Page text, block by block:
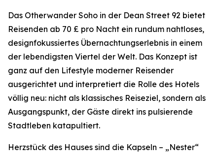
Das Otherwander Soho in der Dean Street 92 bietet
Reisenden ab 70 £ pro Nacht ein rundum nahtloses,
designfokussiertes Übernachtungserlebnis in einem
der lebendigsten Viertel der Welt. Das Konzept ist
ganz auf den Lifestyle moderner Reisender
ausgerichtet und interpretiert die Rolle des Hotels
völlig neu: nicht als klassisches Reiseziel, sondern als
Ausgangspunkt, der Gäste direkt ins pulsierende
Stadtleben katapultiert.
Herzstück des Hauses sind die Kapseln – „Nester“